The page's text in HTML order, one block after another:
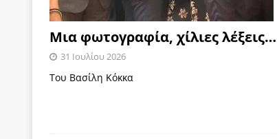
Μια φωτογραφία, χίλιες λέξεις…
31 Ιουλίου 2026
Του Βασίλη Κόκκα